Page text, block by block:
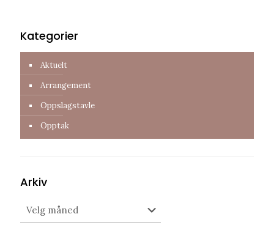
Kategorier
Aktuelt
Arrangement
Oppslagstavle
Opptak
Arkiv
Arkiv